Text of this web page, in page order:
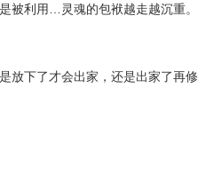
被利用…灵魂的包袱越走越沉重。
放下了才会出家，还是出家了再修